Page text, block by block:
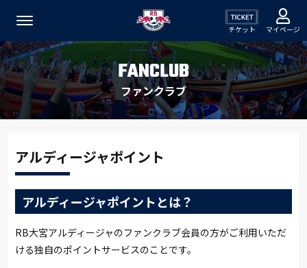
チケット マイページ
FANCLUB
ファンクラブ
アルディージャポイント
アルディージャポイントとは？
RB大宮アルディージャのファンクラブ会員の方がご利用いただ
ける独自のポイントサービスのことです。